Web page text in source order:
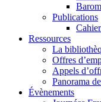
Publications
Ressources
La
Offres
Appels
Panorama
Évènements